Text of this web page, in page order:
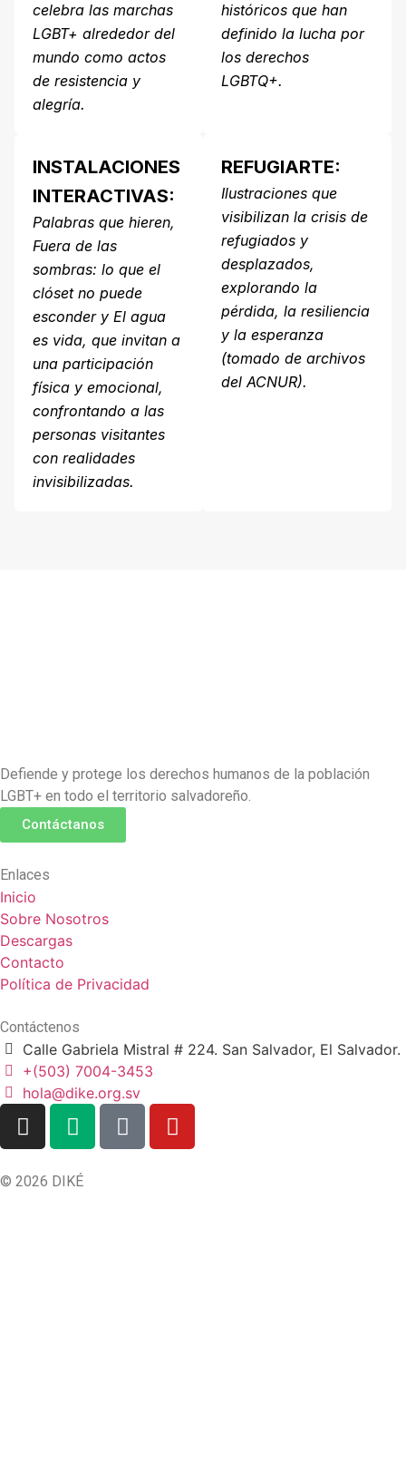
celebra las marchas
LGBT+ alrededor del
mundo como actos
de resistencia y
alegría.
históricos que han
definido la lucha por
los derechos
LGBTQ+.
INSTALACIONES
INTERACTIVAS:
Palabras que hieren,
Fuera de las
sombras: lo que el
clóset no puede
esconder y El agua
es vida, que invitan a
una participación
física y emocional,
confrontando a las
personas visitantes
con realidades
invisibilizadas.
REFUGIARTE:
Ilustraciones que
visibilizan la crisis de
refugiados y
desplazados,
explorando la
pérdida, la resiliencia
y la esperanza
(tomado de archivos
del ACNUR).
Defiende y protege los derechos humanos de la población
LGBT+ en todo el territorio salvadoreño.
Contáctanos
Enlaces
Inicio
Sobre Nosotros
Descargas
Contacto
Política de Privacidad
Contáctenos
Calle Gabriela Mistral # 224. San Salvador, El Salvador.
+(503) 7004-3453
hola@dike.org.sv
© 2026 DIKÉ